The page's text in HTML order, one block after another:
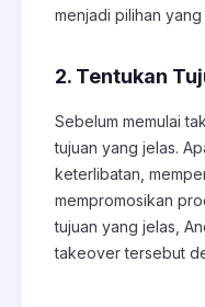
menjadi pilihan yang
2. Tentukan
Sebelum memulai
tujuan yang jelas.
keterlibatan,
mempromosikan
tujuan yang jelas,
takeover tersebut